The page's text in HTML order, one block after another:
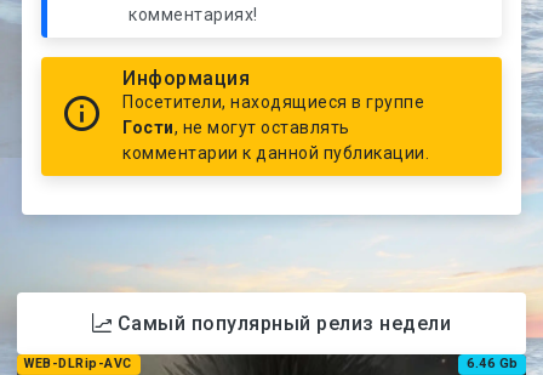
комментариях!
Информация
Посетители, находящиеся в группе
Гости, не могут оставлять
комментарии к данной публикации.
Самый популярный релиз недели
WEB-DLRip-AVC 6.46 Gb